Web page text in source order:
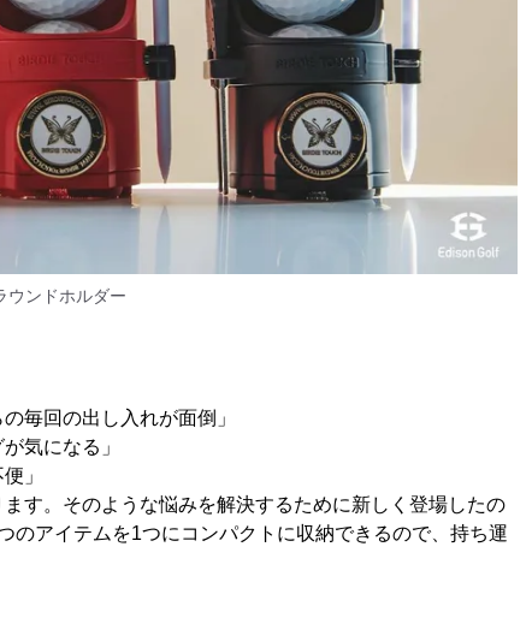
ウンドホルダー
毎回の出し入れが面倒」
気になる」
」
す。そのような悩みを解決するために新しく登場したの
のアイテムを1つにコンパクトに収納できるので、持ち運